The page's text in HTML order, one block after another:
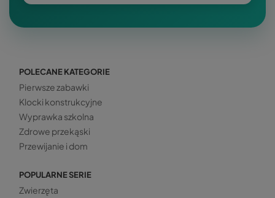
POLECANE KATEGORIE
Pierwsze zabawki
Klocki konstrukcyjne
Wyprawka szkolna
Zdrowe przekąski
Przewijanie i dom
POPULARNE SERIE
Zwierzęta